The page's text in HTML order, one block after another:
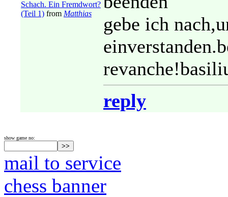
Schach. Ein Fremdwort?
(Teil 1) from Matthias
gebe ich
reply
show game no:
mail to service
chess banner